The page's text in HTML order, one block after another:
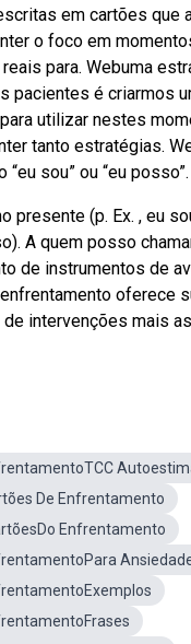
em cartões que
o foco em
para. Webuma
pacientes é criarmos
utilizar nestes
tanto estratégias.
sou” ou “eu posso”.
presente (p. Ex. , eu
A quem posso
de instrumentos de
oferece
de intervenções mais
De Enfrentamento
Enfrentamento